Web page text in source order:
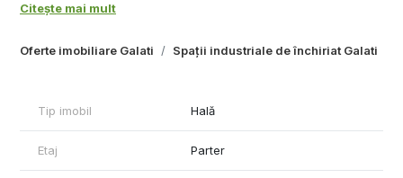
Oferte imobiliare Galati Spații industriale de închiriat Galati
- suprafata hala mare 252 mp
- teren 760 mp din care 370 mp suprafata libera, betonata
aditionala pentru incalzire hala pe gaz metan.
- constructie din panouri acoperita cu tabla, tamplarie cu geam
termopan, gresie, curte betonata.
Citește mai mult
Tip imobil Hală
Etaj Parter